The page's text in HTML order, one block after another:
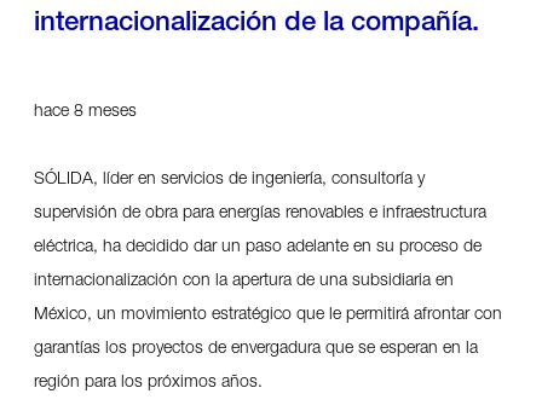
internacionalización de la compañía.
hace 8 meses
SÓLIDA, líder en servicios de ingeniería, consultoría y
supervisión de obra para energías renovables e infraestructura
eléctrica, ha decidido dar un paso adelante en su proceso de
internacionalización con la apertura de una subsidiaria en
México, un movimiento estratégico que le permitirá afrontar con
garantías los proyectos de envergadura que se esperan en la
región para los próximos años.